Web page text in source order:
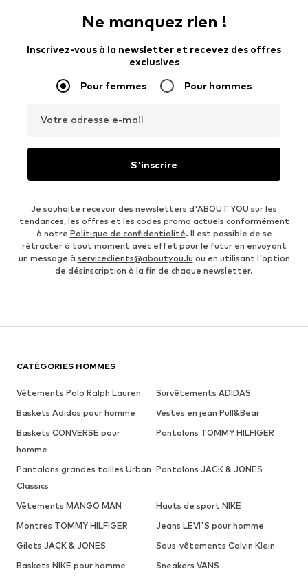
Ne manquez rien !
Inscrivez-vous à la newsletter et recevez des offres
exclusives
Pour femmes Pour hommes
Votre adresse e-mail
S'inscrire
Je souhaite recevoir des newsletters d'ABOUT YOU sur les
tendances, les offres et les codes promo actuels conformément
à notre Politique de confidentialité. Il est possible de se
rétracter à tout moment avec effet pour le futur en envoyant
un message à serviceclients@aboutyou.lu ou en utilisant l'option
de désinscription à la fin de chaque newsletter.
CATÉGORIES HOMMES
Vêtements Polo Ralph Lauren
Survêtements ADIDAS
Baskets Adidas pour homme
Vestes en jean Pull&Bear
Baskets CONVERSE pour
homme
Pantalons TOMMY HILFIGER
Pantalons grandes tailles Urban
Classics
Pantalons JACK & JONES
Vêtements MANGO MAN
Hauts de sport NIKE
Montres TOMMY HILFIGER
Jeans LEVI'S pour homme
Gilets JACK & JONES
Sous-vêtements Calvin Klein
Baskets NIKE pour homme
Sneakers VANS